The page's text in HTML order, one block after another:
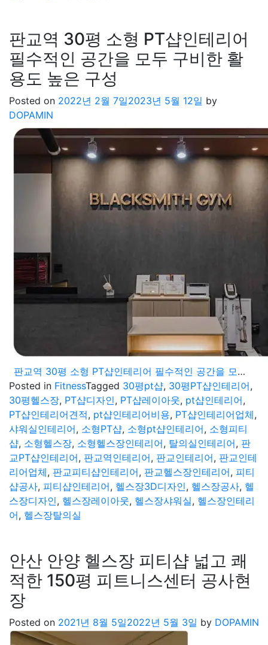
판교역 30평 소형 PT샵인테리어
필수적인 공간을 모두 구비한 활
용도 높은 구성
Posted on 2022년 2월 7일2023년 5월 12일 by
DOPAMIN
판교역 30평 소형 PT샵인테리어 필수적인 공간을 모두 구비한 활용도 높은 구성
Posted in FitnessTagged 30평pt샵, 30평PT샵인테리어,
30평헬스장, PT샵디자인, PT샵레이아웃, pt샵인테리어,
PT샵인테리어견적, pt샵인테리어비용, PT샵인테리어업체,
샤워실인테리어, 소형PT샵, 소형pt샵인테리어, 소형피티
샵, 소형헬스장, 소형헬스장인테리어, 탈의실인테리어, 판
교PT샵인테리어, 판교역인테리어, 판교인테리어, 판교인테
리어업체, 판교피티샵인테리어, 판교헬스장인테리어, 피티
샵공사, 피티샵인테리어, 헬스장3D디자인, 헬스장공사, 헬
스장디자인, 헬스장레이아웃, 헬스장샤워실, 헬스장인테리
어, 헬스장탈의실
안산 안양 헬스장 피티샵 넓고 쾌
적한 150평 피트니스센터 공사현
장
Posted on 2021년 8월 5일2022년 5월 3일 by DOPAMIN